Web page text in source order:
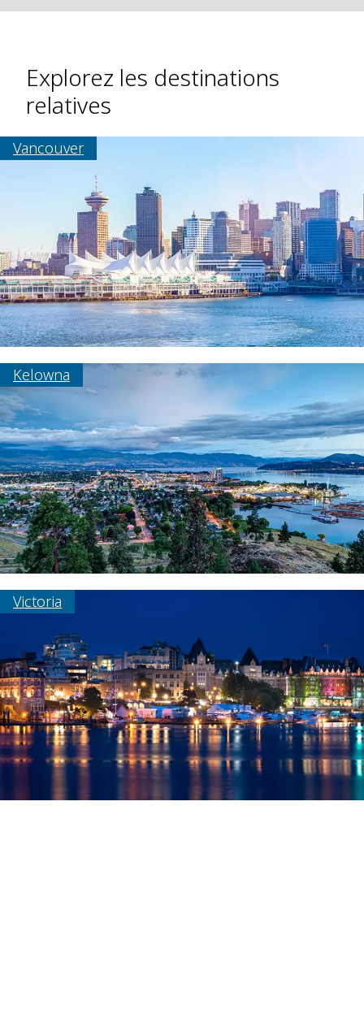
Explorez les destinations
relatives
Vancouver
Kelowna
Victoria